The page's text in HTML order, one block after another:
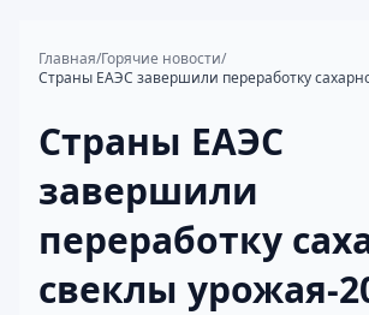
Главная/Горячие новости/
Страны ЕАЭС
завершили
переработку
свеклы урожая-